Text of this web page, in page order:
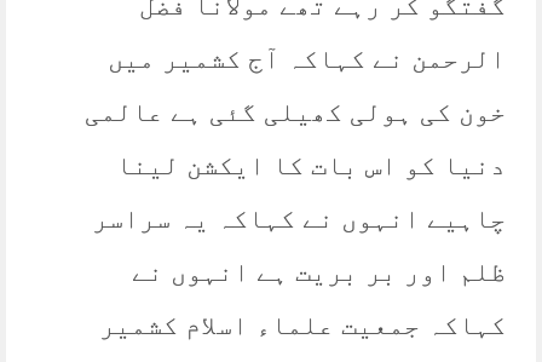
الرحمن نے کہاکہ آج کشمیر میں
خون کی ہولی کھیلی گئی ہے عالمی
دنیا کو اس بات کا ایکشن لینا
چاہیے انہوں نے کہاکہ یہ سراسر
ظلم اور بر بریت ہے انہوں نے
کہاکہ جمعیت علماء اسلام کشمیر